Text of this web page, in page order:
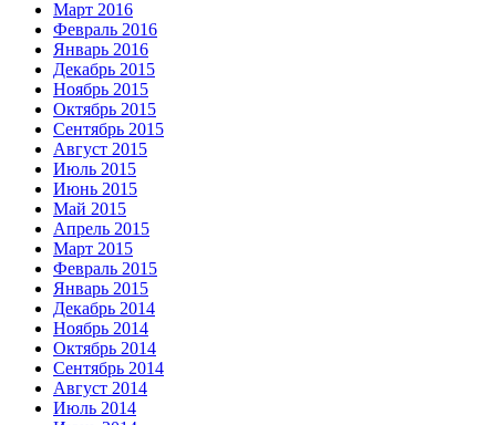
Март 2016
Февраль 2016
Январь 2016
Декабрь 2015
Ноябрь 2015
Октябрь 2015
Сентябрь 2015
Август 2015
Июль 2015
Июнь 2015
Май 2015
Апрель 2015
Март 2015
Февраль 2015
Январь 2015
Декабрь 2014
Ноябрь 2014
Октябрь 2014
Сентябрь 2014
Август 2014
Июль 2014